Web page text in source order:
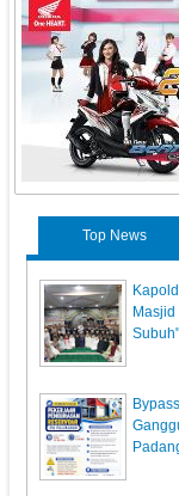
Top News
Subuh"